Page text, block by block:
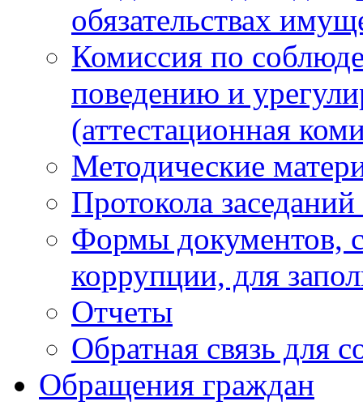
обязательствах
Комиссия по
поведению и
(аттестационная
Методические
Протокола
Формы документов,
коррупции, для
Отчеты
Обратная связь для
Обращения граждан